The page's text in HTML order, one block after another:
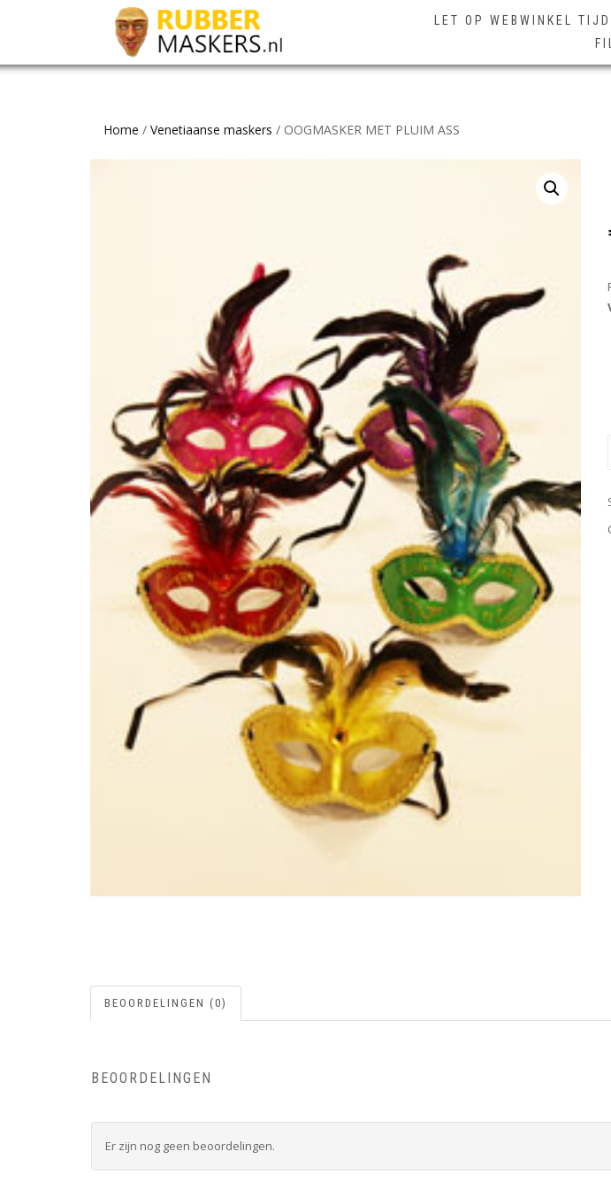
LET OP WEBWINKEL
Home / Venetiaanse maskers / OOGMASKER MET PLUIM ASS
BEOORDELINGEN (0)
BEOORDELINGEN
Er zijn nog geen beoordelingen.